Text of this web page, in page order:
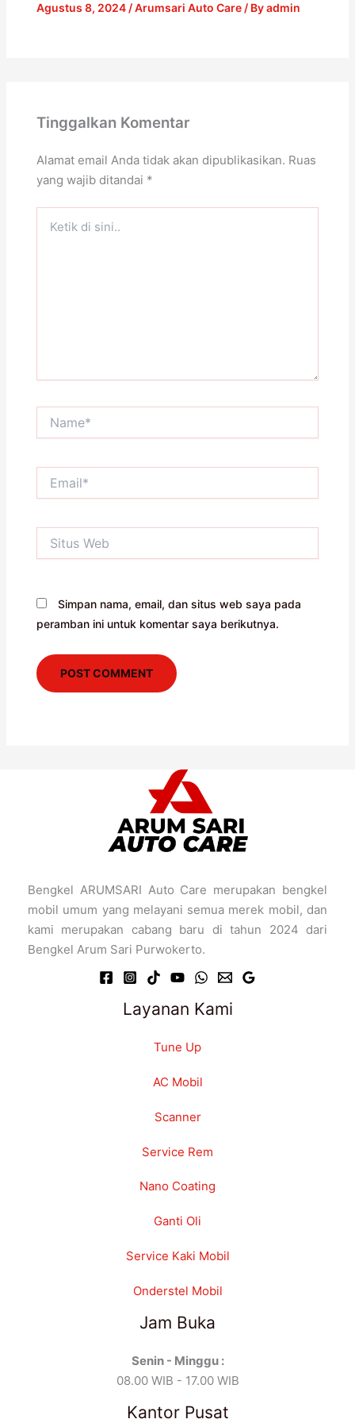
Agustus 8, 2024 /Arumsari Auto Care/ Byadmin
Tinggalkan Komentar
Alamat email Anda tidak akan dipublikasikan. Ruas
yang wajib ditandai *
Web
Simpan nama, email, dan situs web saya pada
peramban ini untuk komentar saya berikutnya.
Bengkel ARUMSARI Auto Care merupakan bengkel
mobil umum yang melayani semua merek mobil, dan
kami merupakan cabang baru di tahun 2024 dari
Bengkel Arum Sari Purwokerto.
Layanan Kami
Tune Up
AC Mobil
Scanner
Service Rem
Nano Coating
Ganti Oli
Service Kaki Mobil
Onderstel Mobil
Jam Buka
Senin - Minggu :
08.00 WIB - 17.00 WIB
Kantor Pusat